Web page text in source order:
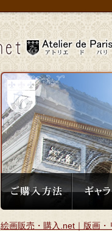
絵画販売・購入.net｜版画・